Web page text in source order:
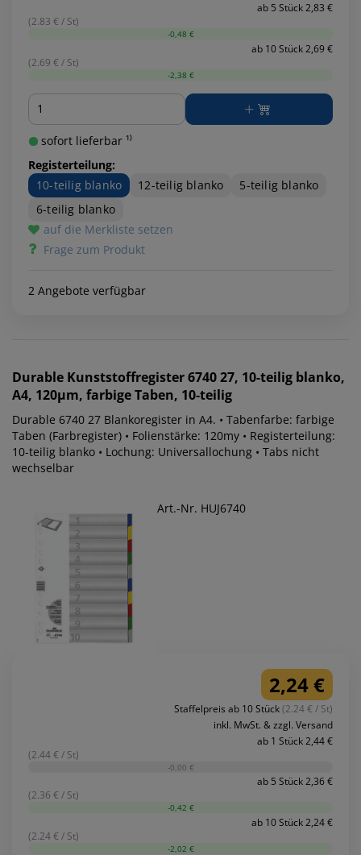
ab 5 Stück 2,83 €
(2.83 € / St)
-0,48 €
ab 10 Stück 2,69 €
(2.69 € / St)
-2,38 €
Menge
sofort lieferbar ¹⁾
Registerteilung:
10-teilig blanko
12-teilig blanko
5-teilig blanko
6-teilig blanko
auf die Merkliste setzen
Frage zum Produkt
2 Angebote verfügbar
Durable Kunststoffregister 6740 27, 10-teilig blanko,
A4, 120µm, farbige Taben, 10-teilig
Durable 6740 27 Blankoregister in A4. • Tabenfarbe: farbige
Taben (Farbregister) • Folienstärke: 120my • Registerteilung:
10-teilig blanko • Lochung: Universallochung • Tabs nicht
wechselbar
Art.-Nr. HUJ6740
2,24 €
Staffelpreis ab 10 Stück(2.24 € / St)
inkl. MwSt. & zzgl. Versand
ab 1 Stück 2,44 €
(2.44 € / St)
-0,00 €
ab 5 Stück 2,36 €
(2.36 € / St)
-0,42 €
ab 10 Stück 2,24 €
(2.24 € / St)
-2,02 €